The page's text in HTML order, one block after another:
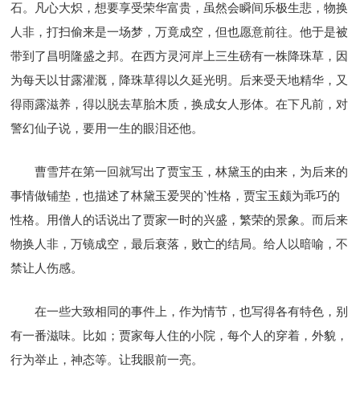
石。凡心大炽，想要享受荣华富贵，虽然会瞬间乐极生悲，物换
人非，打扫偷来是一场梦，万竟成空，但也愿意前往。他于是被
带到了昌明隆盛之邦。在西方灵河岸上三生磅有一株降珠草，因
为每天以甘露灌溉，降珠草得以久延光明。后来受天地精华，又
得雨露滋养，得以脱去草胎木质，换成女人形体。在下凡前，对
警幻仙子说，要用一生的眼泪还他。
曹雪芹在第一回就写出了贾宝玉，林黛玉的由来，为后来的
事情做铺垫，也描述了林黛玉爱哭的`性格，贾宝玉颇为乖巧的
性格。用僧人的话说出了贾家一时的兴盛，繁荣的景象。而后来
物换人非，万镜成空，最后衰落，败亡的结局。给人以暗喻，不
禁让人伤感。
在一些大致相同的事件上，作为情节，也写得各有特色，别
有一番滋味。比如；贾家每人住的小院，每个人的穿着，外貌，
行为举止，神态等。让我眼前一亮。